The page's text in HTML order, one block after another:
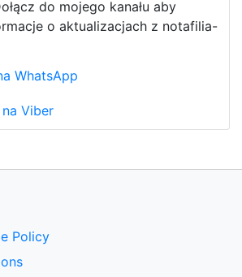
do mojego kanału aby
o aktualizacjach z notafilia-
WhatsApp
Viber
Policy